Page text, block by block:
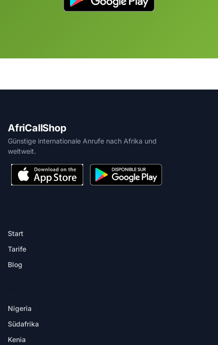
AfriCallShop
Günstige internationale Anrufe nach Afrika und
weltweit.
Start
Tarife
Blog
Nigeria
Südafrika
Kenia